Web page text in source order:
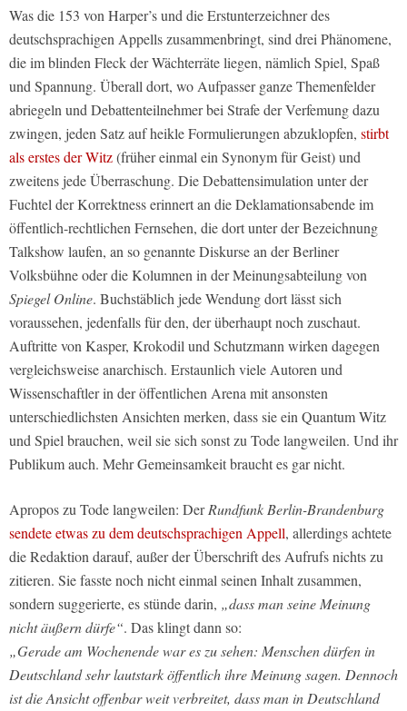
Was die 153 von Harper’s und die Erstunterzeichner des
deutschsprachigen Appells zusammenbringt, sind drei Phänomene,
die im blinden Fleck der Wächterräte liegen, nämlich Spiel, Spaß
und Spannung. Überall dort, wo Aufpasser ganze Themenfelder
abriegeln und Debattenteilnehmer bei Strafe der Verfemung dazu
zwingen, jeden Satz auf heikle Formulierungen abzuklopfen, stirbt
als erstes der Witz(früher einmal ein Synonym für Geist) und
zweitens jede Überraschung. Die Debattensimulation unter der
Fuchtel der Korrektness erinnert an die Deklamationsabende im
öffentlich-rechtlichen Fernsehen, die dort unter der Bezeichnung
Talkshow laufen, an so genannte Diskurse an der Berliner
Volksbühne oder die Kolumnen in der Meinungsabteilung von
Spiegel Online. Buchstäblich jede Wendung dort lässt sich
voraussehen, jedenfalls für den, der überhaupt noch zuschaut.
Auftritte von Kasper, Krokodil und Schutzmann wirken dagegen
vergleichsweise anarchisch. Erstaunlich viele Autoren und
Wissenschaftler in der öffentlichen Arena mit ansonsten
unterschiedlichsten Ansichten merken, dass sie ein Quantum Witz
und Spiel brauchen, weil sie sich sonst zu Tode langweilen. Und ihr
Publikum auch. Mehr Gemeinsamkeit braucht es gar nicht.
Apropos zu Tode langweilen: DerRundfunk Berlin-Brandenburg
sendete etwas zu dem deutschsprachigen Appell, allerdings achtete
die Redaktion darauf, außer der Überschrift des Aufrufs nichts zu
zitieren. Sie fasste noch nicht einmal seinen Inhalt zusammen,
sondern suggerierte, es stünde darin, „dass man seine Meinung
nicht äußern dürfe“. Das klingt dann so:
„Gerade am Wochenende war es zu sehen: Menschen dürfen in
Deutschland sehr lautstark öffentlich ihre Meinung sagen. Dennoch
ist die Ansicht offenbar weit verbreitet, dass man in Deutschland